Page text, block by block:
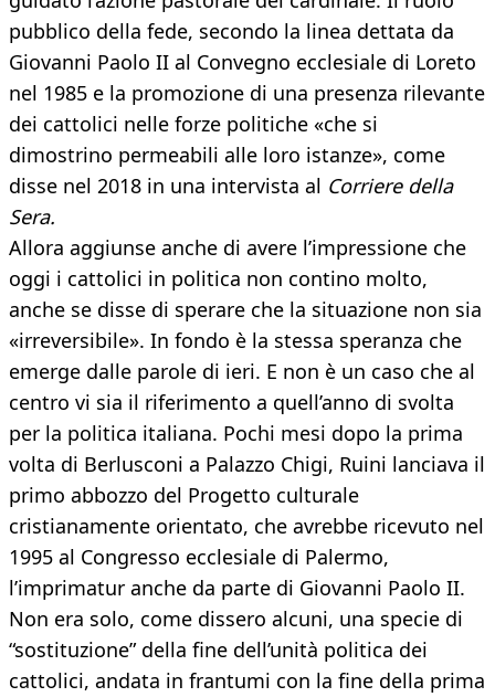
pubblico della fede, secondo la linea dettata da
Giovanni Paolo II al Convegno ecclesiale di Loreto
nel 1985 e la promozione di una presenza rilevante
dei cattolici nelle forze politiche «che si
dimostrino permeabili alle loro istanze», come
disse nel 2018 in una intervista al Corriere della
Sera.
Allora aggiunse anche di avere l’impressione che
oggi i cattolici in politica non contino molto,
anche se disse di sperare che la situazione non sia
«irreversibile». In fondo è la stessa speranza che
emerge dalle parole di ieri. E non è un caso che al
centro vi sia il riferimento a quell’anno di svolta
per la politica italiana. Pochi mesi dopo la prima
volta di Berlusconi a Palazzo Chigi, Ruini lanciava il
primo abbozzo del Progetto culturale
cristianamente orientato, che avrebbe ricevuto nel
1995 al Congresso ecclesiale di Palermo,
l’imprimatur anche da parte di Giovanni Paolo II.
Non era solo, come dissero alcuni, una specie di
“sostituzione” della fine dell’unità politica dei
cattolici, andata in frantumi con la fine della prima